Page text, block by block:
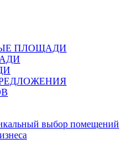
ПЛОЩАДИ
выбор помещений